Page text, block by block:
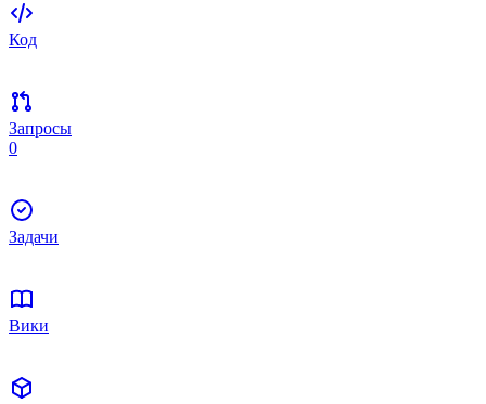
Код
Запросы
0
Задачи
Вики